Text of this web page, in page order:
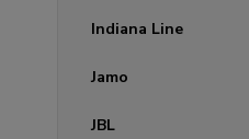
Indiana Line
Jamo
JBL